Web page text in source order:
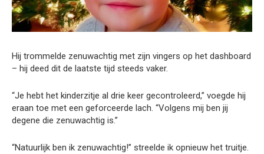
Hij trommelde zenuwachtig met zijn vingers op het dashboard
– hij deed dit de laatste tijd steeds vaker.
“Je hebt het kinderzitje al drie keer gecontroleerd,” voegde hij
eraan toe met een geforceerde lach. “Volgens mij ben jij
degene die zenuwachtig is.”
“Natuurlijk ben ik zenuwachtig!” streelde ik opnieuw het truitje.